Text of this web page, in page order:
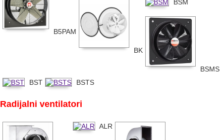
B5PAM
BK
BSM
BSMS
BST
BSTS
Radijalni ventilatori
ALR